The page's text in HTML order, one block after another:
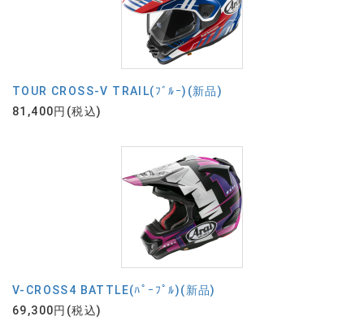
TOUR CROSS-V TRAIL(ﾌﾞﾙｰ)(新品)
81,400円(税込)
V-CROSS4 BATTLE(ﾊﾟｰﾌﾟﾙ)(新品)
69,300円(税込)